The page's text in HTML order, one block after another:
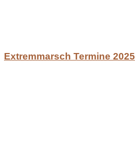
Extremmarsch Termine 2025